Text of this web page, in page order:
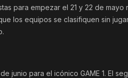
para empezar el 21 y 22 de
los equipos se clasifiquen sin
junio para el icónico GAME 1. El